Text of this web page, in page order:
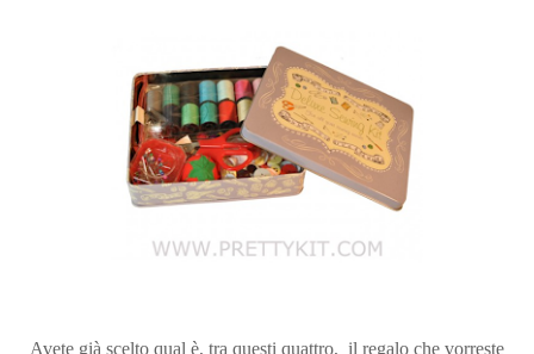
Avete già scelto qual è, tra questi quattro, il regalo che vorreste